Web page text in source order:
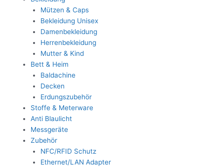
Mützen & Caps
Bekleidung Unisex
Damenbekleidung
Herrenbekleidung
Mutter & Kind
Bett & Heim
Baldachine
Decken
Erdungszubehör
Stoffe & Meterware
Anti Blaulicht
Messgeräte
Zubehör
NFC/RFID Schutz
Ethernet/LAN Adapter